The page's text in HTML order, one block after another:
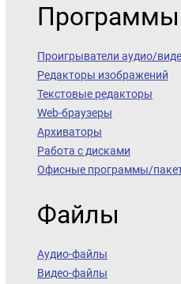
Программы
Проигрыватели аудио/
Редакторы изображений
Текстовые редакторы
Web-браузеры
Архиваторы
Работа с дисками
Офисные программы/
Файлы
Аудио-файлы
Видео-файлы